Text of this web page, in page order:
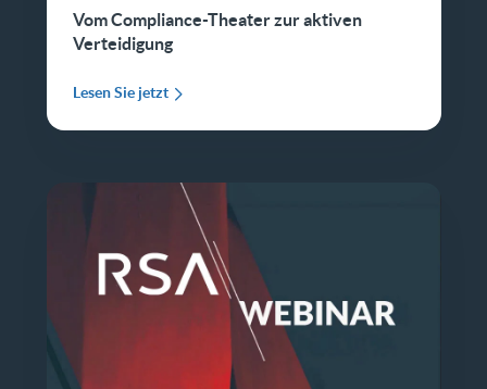
Vom Compliance-Theater zur aktiven
Verteidigung
Lesen Sie jetzt